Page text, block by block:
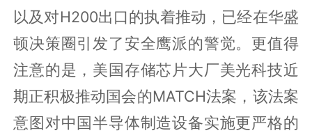
以及对H200出口的执着推动，已经在华盛
顿决策圈引发了安全鹰派的警觉。更值得
注意的是，美国存储芯片大厂美光科技近
期正积极推动国会的MATCH法案，该法案
意图对中国半导体制造设备实施更严格的